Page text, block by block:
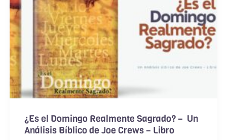
¿Es el Domingo Realmente Sagrado? – Un
Análisis Bíblico de Joe Crews – Libro